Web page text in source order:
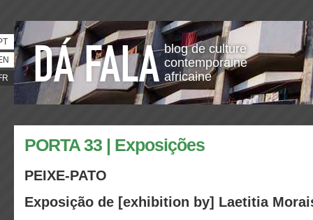
blog de culture
contemporaine
africaine
PORTA 33 | Exposições
PEIXE-PATO
Exposição de [exhibition by] Laetitia